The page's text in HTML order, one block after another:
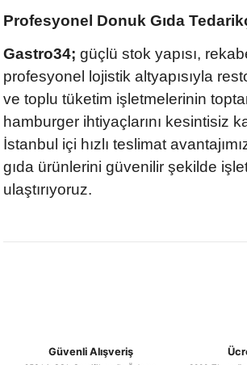
Profesyonel Donuk Gıda
Gastro34; güçlü stok yapısı,
profesyonel lojistik altyapısıyla
ve toplu tüketim işletmelerinin
hamburger ihtiyaçlarını kesintisiz
İstanbul içi hızlı teslimat
gıda ürünlerini güvenilir şekilde
ulaştırıyoruz.
Güvenli Alışveriş